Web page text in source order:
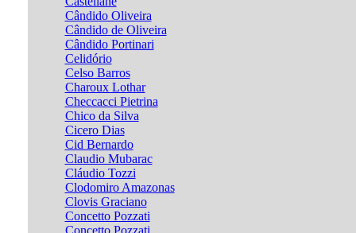
Cândido Oliveira
Cândido de Oliveira
Cândido Portinari
Celidório
Celso Barros
Charoux Lothar
Checcacci Pietrina
Chico da Silva
Cicero Dias
Cid Bernardo
Claudio Mubarac
Cláudio Tozzi
Clodomiro Amazonas
Clovis Graciano
Concetto Pozzati
Concetto Pozzati